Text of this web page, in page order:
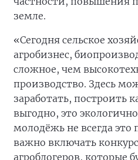
земле.
«Сегодня сельское
агробизнес,
сложное, чем
производство. Здесь
заработать, построить
выгодно, это
молодёжь не всегда это
важно включать
агроблогеров, которые